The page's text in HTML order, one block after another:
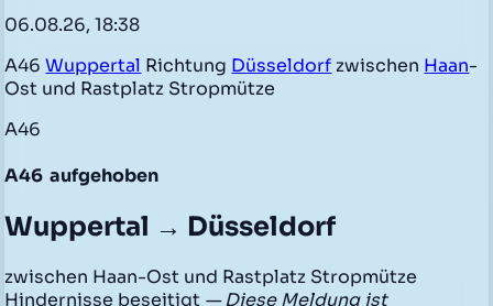
06.08.26, 18:38
A46Wuppertal Richtung Düsseldorf zwischen Haan-
Ost und Rastplatz Stropmütze
A46
A46 aufgehoben
Wuppertal → Düsseldorf
zwischen Haan-Ost und Rastplatz Stropmütze
Hindernisse beseitigt — Diese Meldung ist